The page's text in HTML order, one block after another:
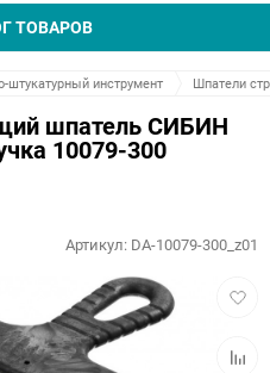
ТОВАРОВ
штукатурный инструмент Шпатели
шпатель СИБИН
10079-300
Артикул: DA-10079-300_z01